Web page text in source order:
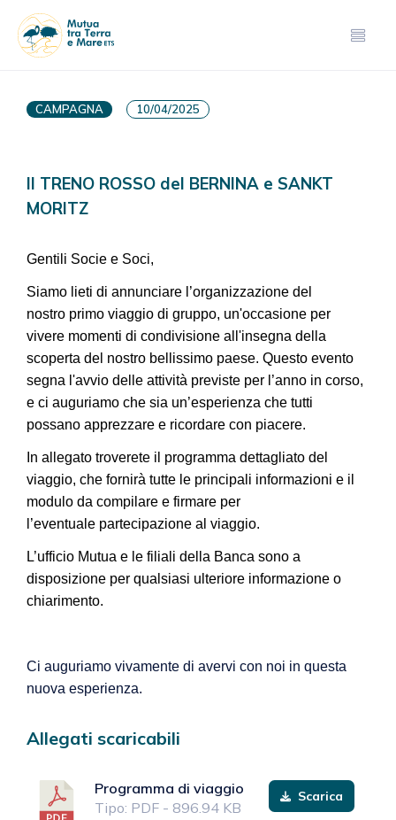
CAMPAGNA 10/04/2025
Il TRENO ROSSO del BERNINA e SANKT
MORITZ
Gentili Socie e Soci,
Siamo lieti di annunciare l’organizzazione del
nostro primo viaggio di gruppo, un'occasione per
vivere momenti di condivisione all'insegna della
scoperta del nostro bellissimo paese. Questo evento
segna l'avvio delle attività previste per l’anno in corso,
e ci auguriamo che sia un’esperienza che tutti
possano apprezzare e ricordare con piacere.
In allegato troverete il programma dettagliato del
viaggio, che fornirà tutte le principali informazioni e il
modulo da compilare e firmare per
l’eventuale partecipazione al viaggio.
L’ufficio Mutua e le filiali della Banca sono a
disposizione per qualsiasi ulteriore informazione o
chiarimento.
Ci auguriamo vivamente di avervi con noi in questa
nuova esperienza.
Allegati scaricabili
Programma di viaggio
Tipo: PDF - 896.94 KB
Scarica